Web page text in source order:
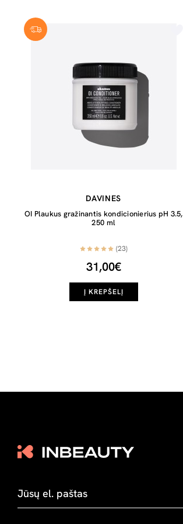
DAVINES
OI Plaukus gražinantis kondicionierius pH 3.5,
250 ml
(23)
31,00€
Į KREPŠELĮ